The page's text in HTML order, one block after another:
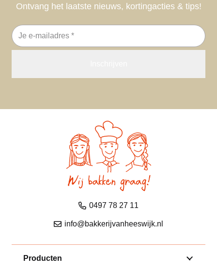
Ontvang het laatste nieuws, kortingacties & tips!
E-
mailadres
0497 78 27 11
info@bakkerijvanheeswijk.nl
Producten